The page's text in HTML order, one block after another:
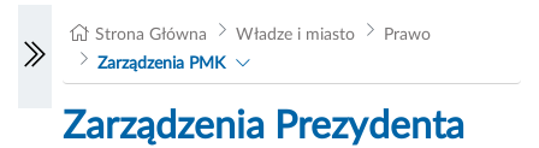
Strona Główna Władze i miasto
Prawo
Zarządzenia PMK
Zarządzenia Prezydenta